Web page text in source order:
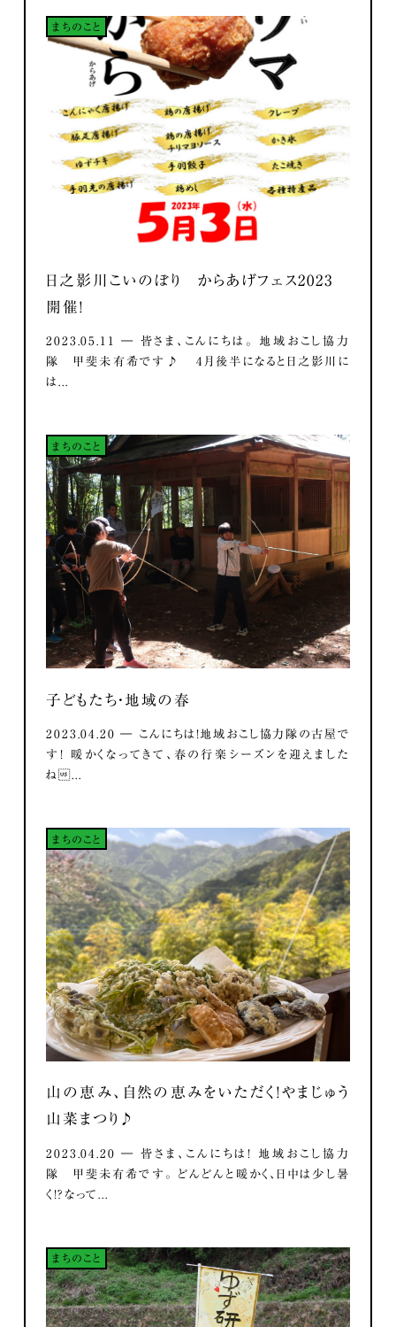
まちのこと
日之影川こいのぼり からあげフェス2023
開催！
2023.05.11 ― 皆さま、こんにちは。 地域おこし協力
隊 甲斐未有希です♪ 4月後半になると日之影川に
は...
まちのこと
子どもたち・地域の春
2023.04.20 ― こんにちは！地域おこし協力隊の古屋で
す！ 暖かくなってきて、春の行楽シーズンを迎えました
ね...
まちのこと
山の恵み、自然の恵みをいただく！やまじゅう
山菜まつり♪
2023.04.20 ― 皆さま、こんにちは！ 地域おこし協力
隊 甲斐未有希です。 どんどんと暖かく、日中は少し暑
く！？なって...
まちのこと